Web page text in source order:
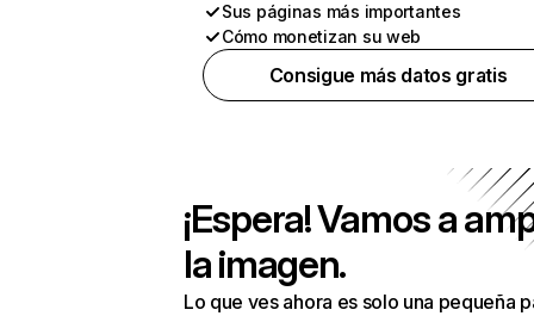
Sus páginas más importantes
Cómo monetizan su web
Consigue más datos gratis
¡Espera! Vamos a
la imagen.
Lo que ves ahora es solo una pequeña